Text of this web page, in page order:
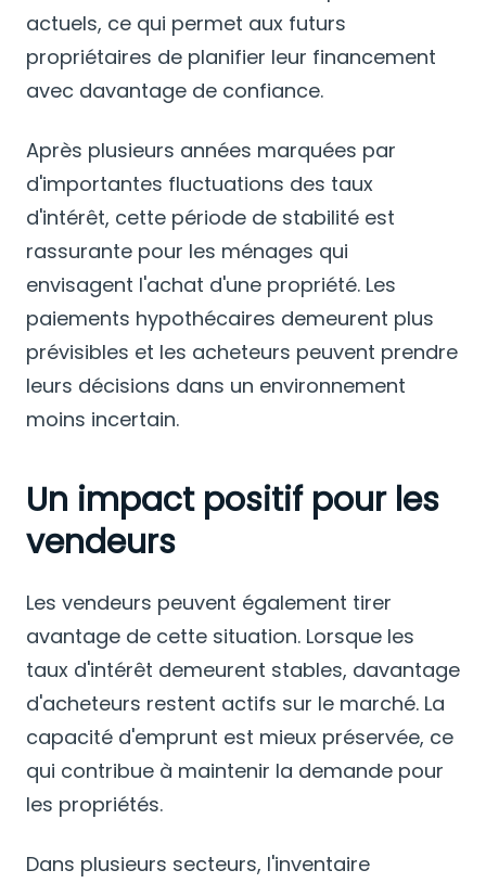
actuels, ce qui permet aux futurs
propriétaires de planifier leur financement
avec davantage de confiance.
Après plusieurs années marquées par
d'importantes fluctuations des taux
d'intérêt, cette période de stabilité est
rassurante pour les ménages qui
envisagent l'achat d'une propriété. Les
paiements hypothécaires demeurent plus
prévisibles et les acheteurs peuvent prendre
leurs décisions dans un environnement
moins incertain.
Un impact positif pour les
vendeurs
Les vendeurs peuvent également tirer
avantage de cette situation. Lorsque les
taux d'intérêt demeurent stables, davantage
d'acheteurs restent actifs sur le marché. La
capacité d'emprunt est mieux préservée, ce
qui contribue à maintenir la demande pour
les propriétés.
Dans plusieurs secteurs, l'inventaire